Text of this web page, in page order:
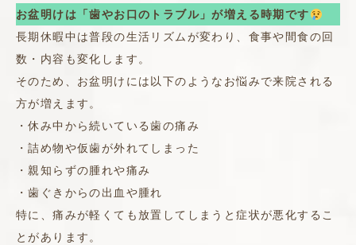
お盆明けは「歯やお口のトラブル」が増える時期です
長期休暇中は普段の生活リズムが変わり、食事や間食の回
数・内容も変化します。
そのため、お盆明けには以下のようなお悩みで来院される
方が増えます。
・休み中から続いている歯の痛み
・詰め物や仮歯が外れてしまった
・親知らずの腫れや痛み
・歯ぐきからの出血や腫れ
特に、痛みが軽くても放置してしまうと症状が悪化するこ
とがあります。